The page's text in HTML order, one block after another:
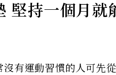
堅持一個月就
有運動習慣的人可先